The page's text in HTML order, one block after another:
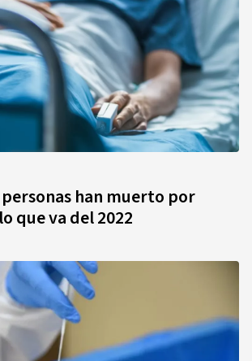
han muerto por
que va del 2022